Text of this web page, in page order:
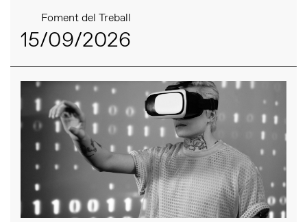
Foment del Treball
15/09/2026